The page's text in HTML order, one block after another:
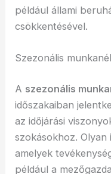
például állami
csökkentésével.
Szezonális
A szezonális
időszakaiban
az időjárási
szokásokhoz.
amelyek
például a